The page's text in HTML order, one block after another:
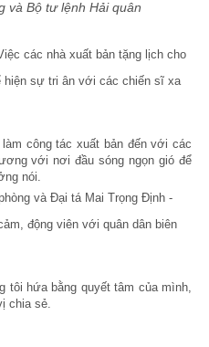
và Bộ tư lệnh Hải quân
các nhà xuất bản tặng lịch cho
hiện sự tri ân với các chiến sĩ xa
công tác xuất bản đến với các
với nơi đầu sóng ngọn gió để
nói.
và Đại tá Mai Trọng Định -
động viên với quân dân biên
tôi hứa bằng quyết tâm của mình,
chia sẻ.